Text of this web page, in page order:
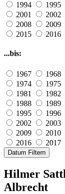
1994
1995
2001
2002
2008
2009
2015
2016
...bis:
1967 1968
1974
1975
1981
1982
1988
1989
1995
1996
2002
2003
2009
2010
2016
2017
Datum Filtern
Hilmer
Albrecht